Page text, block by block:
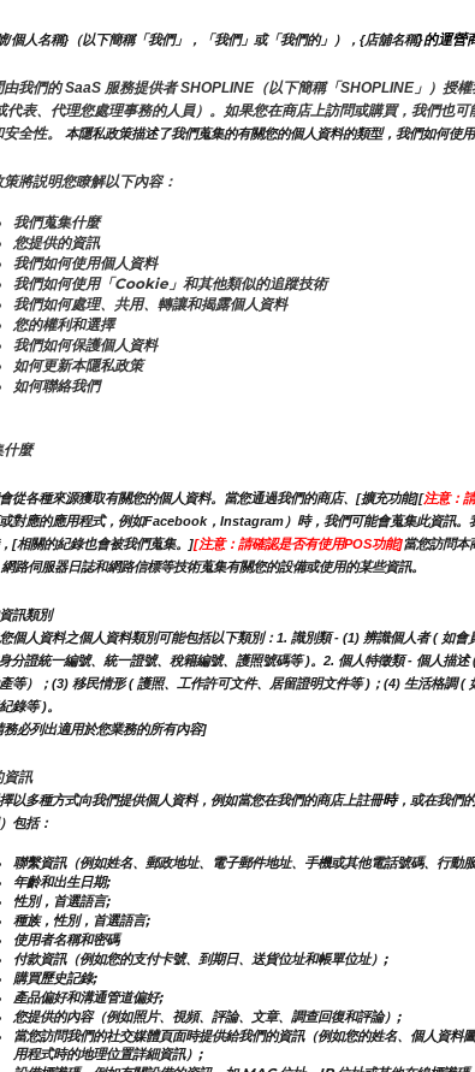
/個人名稱}（以下簡稱「我們」，「我們」或「我們的」），{店舖名稱}的運營
由我們的 SaaS 服務提供者 SHOPLINE（以下簡稱「SHOPLINE」）授
代表、代理您處理事務的人員）。如果您在商店上訪問或購買，我們也
全性。
本隱私政策描述了我們蒐集的有關您的個人資料的類型，我們如何使
將説明您瞭解以下內容：
我們蒐集什麼
您提供的資訊
我們如何使用個人資料
我們如何使用「Cookie」和其他類似的追蹤技術
我們如何處理、共用、轉讓和揭露個人資料
您的權利和選擇
我們如何保護個人資料
如何更新本隱私政策
如何聯絡我們
什麼
從各種來源獲取有關您的個人資料。當您通過我們的商店、[擴充功能][注意：
對應的應用程式，例如Facebook，Instagram）時，我們可能會蒐集此資訊
[相關的紀錄也會被我們蒐集。][注意：請確認是否有使用POS功能]當您訪問本
路伺服器日誌和網路信標等技術蒐集有關您的設備或使用的某些資訊。
訊類別
個人資料之個人資料類別可能包括以下類別：1. 識別類 - (1) 辨識個人者 ( 如
分證統一編號、統一證號、稅籍編號、護照號碼等 )。2. 個人特徵類 - 個人描
等）；(3) 移民情形 ( 護照、工作許可文件、居留證明文件等 )；(4) 生活格調
錄等 )。
必列出適用於您業務的所有內容]
資訊
以多種方式向我們提供個人資料，例如當您在我們的商店上註冊時，或在我們
包括：
聯繫資訊（例如姓名、郵政地址、電子郵件地址、手機或其他電話號碼、行動
年齡和出生日期;
性別，首選語言;
種族，性別，首選語言;
使用者名稱和密碼
付款資訊（例如您的支付卡號、到期日、送貨位址和帳單位址）;
購買歷史記錄;
產品偏好和溝通管道偏好;
您提供的內容（例如照片、視頻、評論、文章、調查回復和評論）;
當您訪問我們的社交媒體頁面時提供給我們的資訊（例如您的姓名、個人資
用程式時的地理位置詳細資訊）;